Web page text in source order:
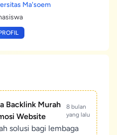
Ma'soem
Backlink Murah
Website
8 bulan
yang lalu
solusi bagi lembaga